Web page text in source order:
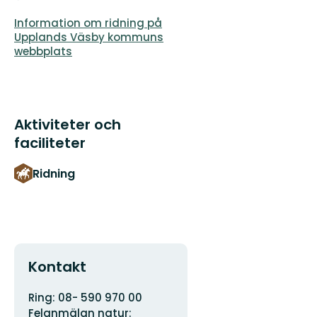
Information om ridning på
Upplands Väsby kommuns
webbplats
Aktiviteter och
faciliteter
Ridning
Kontakt
Adress
Ring: 08- 590 970 00
Felanmälan natur: